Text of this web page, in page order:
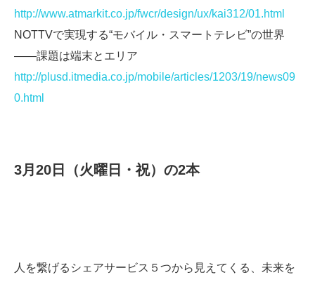
http://www.atmarkit.co.jp/fwcr/design/ux/kai312/01.html
NOTTVで実現する“モバイル・スマートテレビ”の世界
――課題は端末とエリア
http://plusd.itmedia.co.jp/mobile/articles/1203/19/news09
0.html
3月20日（火曜日・祝）の2本
人を繋げるシェアサービス５つから見えてくる、未来を